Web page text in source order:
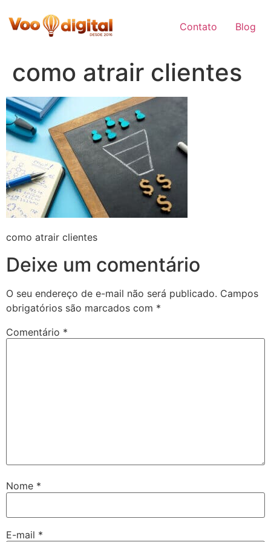
to
Contato Blog
como atrair clientes
como atrair clientes
Deixe um comentário
O seu endereço de e-mail não será publicado. Campos
obrigatórios são marcados com *
Comentário *
Nome *
E-mail *